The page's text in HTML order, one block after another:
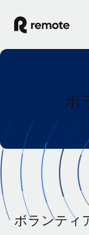
グローバル雇用
グローバル
コンプライア
Employer
グローバル展
Contractor
各国の制度に対応
国別ガイド
/国別のグロ
米国州エク
米国の各州に
リソース
ツールと計算ツール
誤分類リス
国別に従業
日本語
ボ
ボランティ